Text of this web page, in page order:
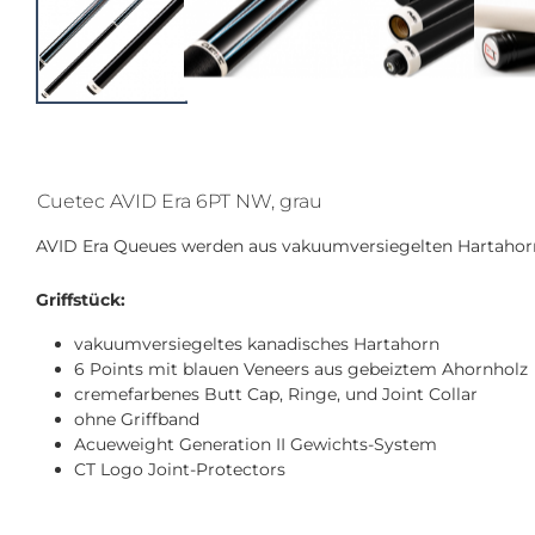
Cuetec AVID Era 6PT NW, grau
AVID Era Queues werden aus vakuumversiegelten
Griffstück:
vakuumversiegeltes kanadisches Hartahorn
6 Points mit blauen Veneers aus gebeiztem Ahornholz
cremefarbenes Butt Cap, Ringe, und Joint Collar
ohne Griffband
Acueweight Generation II Gewichts-System
CT Logo Joint-Protectors